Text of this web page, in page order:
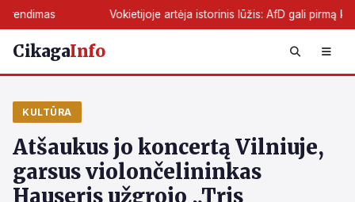
Vokietijoje artėja istorinis lūžis: AfD gali pirmą kartą perimti
CikagaInfo
KULTŪRA
Atšaukus jo koncertą Vilniuje,
garsus violončelininkas
Hauseris užgrojo „Tris